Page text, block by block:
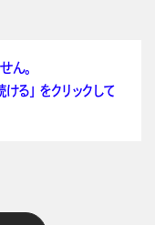
ん。
る」 をクリックして